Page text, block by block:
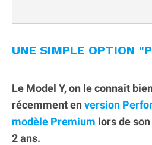
UNE SIMPLE OPTION
Le Model Y, on le connait
récemment en version
modèle Premium lors de
2 ans.